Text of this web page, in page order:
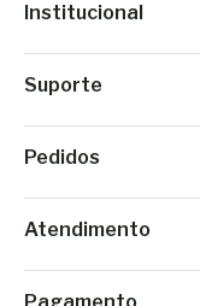
Institucional
Suporte
Pedidos
Atendimento